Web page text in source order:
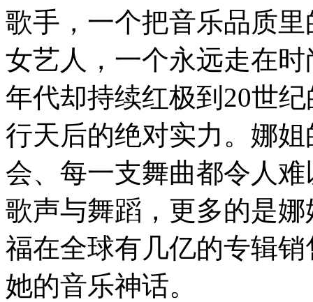
歌手，一个把音乐品质
女艺人，一个永远走在
年代却持续红极到20世
行天后的绝对实力。娜
会、每一支舞曲都令人
歌声与舞蹈，更多的是
福在全球有几亿的专辑
她的音乐神话。